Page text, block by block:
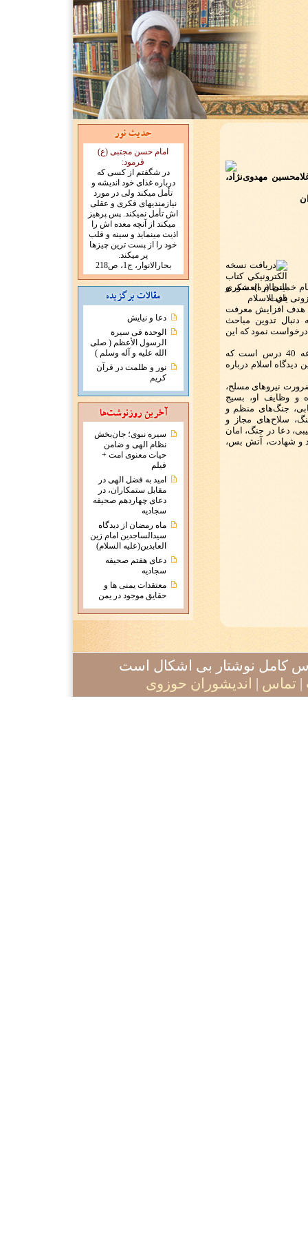
امام حسن مجتبی (ع)
فرمود:
در شگفتم از کسی که
درباره غذای خود اندیشه و
تأمل میکند ولی در مورد
نیازمندیهای فکری و عقلی
اش تأمل نمیکند. پس پرهیز
میکند از آنچه معده اش را
اذیت مینماید و سینه و قلب
خود را از پست ترین چیزها
پر میکند.
بحارالانوار، ج1، ص218
دعا و نیایش
الوحدة فی سیرة
الرسول الأعظم ( صلی
الله علیه و آله وسلم )
نور و ظلمت در قرآن
کریم
سیره نبوی؛ جان‌بخش
نظام الهی و ضامن
حیات معنوی امت +
فیلم
امید به فضل الهی در
مقابل ستمکاران، در
دعای چهاردهم صحیفه
سجادیه
ماه رمضان از دیدگاه
سیدالساجدین امام زین
العابدین(علیه السلام)
دعای هفتم صحیفه
سجادیه
معتقدات يمنی ها و
حقايق موجود در يمن
مهدوی‌نژاد،
خمینی (ره)، شور و
یافت.
هدف افزایش معرفت
دنبال تدوین مباحث
نمود که این
کتاب «درسهایی از نظام دفاعی اسلام» مجموعه 40 درس است که
اسلام درباره
نیروهای مسلح،
و وظایف او، بسیج
جنگ‌های منظم و
سلاح‌های مجاز و
دعا در جنگ، امان
و شهادت، آتش بس،
کامل نوشتار بی اشکال است
| تماس | اندیشوران حوزوی